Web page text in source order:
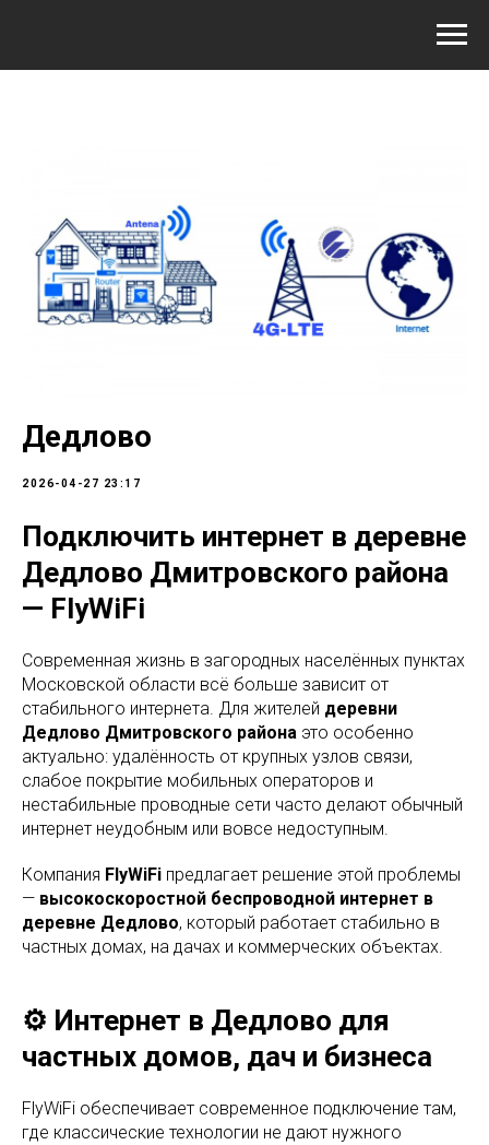
Дедлово
2026-04-27 23:17
Подключить интернет в деревне
Дедлово Дмитровского района
— FlyWiFi
Современная жизнь в загородных населённых пунктах
Московской области всё больше зависит от
стабильного интернета. Для жителей деревни
Дедлово Дмитровского района это особенно
актуально: удалённость от крупных узлов связи,
слабое покрытие мобильных операторов и
нестабильные проводные сети часто делают обычный
интернет неудобным или вовсе недоступным.
Компания FlyWiFi предлагает решение этой проблемы
— высокоскоростной беспроводной интернет в
деревне Дедлово, который работает стабильно в
частных домах, на дачах и коммерческих объектах.
⚙️ Интернет в Дедлово для
частных домов, дач и бизнеса
FlyWiFi обеспечивает современное подключение там,
где классические технологии не дают нужного